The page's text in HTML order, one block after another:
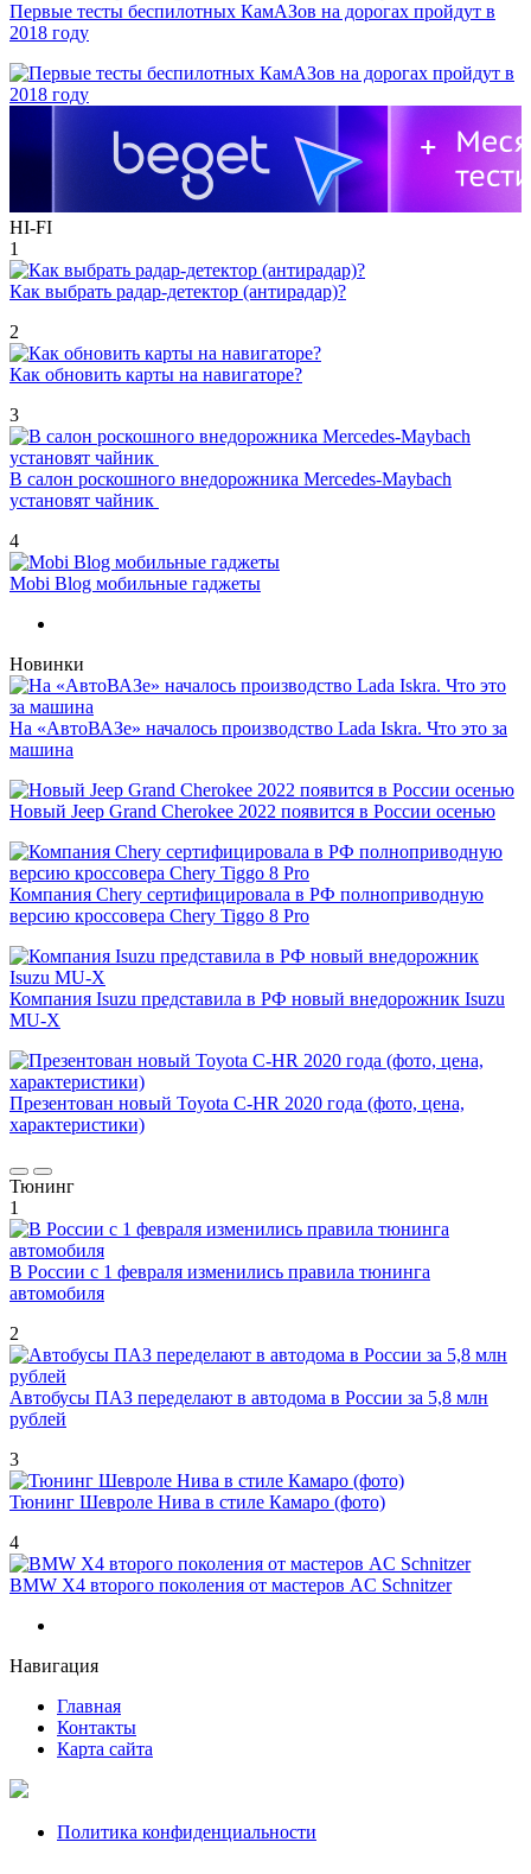
Первые тесты беспилотных КамАЗов на дорогах пройдут в
2018 году
HI-FI
1
Как выбрать радар-детектор (антирадар)?
2
Как обновить карты на навигаторе?
3
В салон роскошного внедорожника Mercedes-Maybach
установят чайник
4
Mobi Blog мобильные гаджеты
Новинки
На «АвтоВАЗе» началось производство Lada Iskra. Что это за
машина
Новый Jeep Grand Cherokee 2022 появится в России осенью
Компания Chery сертифицировала в РФ полноприводную
версию кроссовера Chery Tiggo 8 Pro
Компания Isuzu представила в РФ новый внедорожник Isuzu
MU-X
Презентован новый Toyota C-HR 2020 года (фото, цена,
характеристики)
Тюнинг
1
В России с 1 февраля изменились правила тюнинга
автомобиля
2
Автобусы ПАЗ переделают в автодома в России за 5,8 млн
рублей
3
Тюнинг Шевроле Нива в стиле Камаро (фото)
4
BMW X4 второго поколения от мастеров AC Schnitzer
Навигация
Главная
Контакты
Карта сайта
Политика конфиденциальности